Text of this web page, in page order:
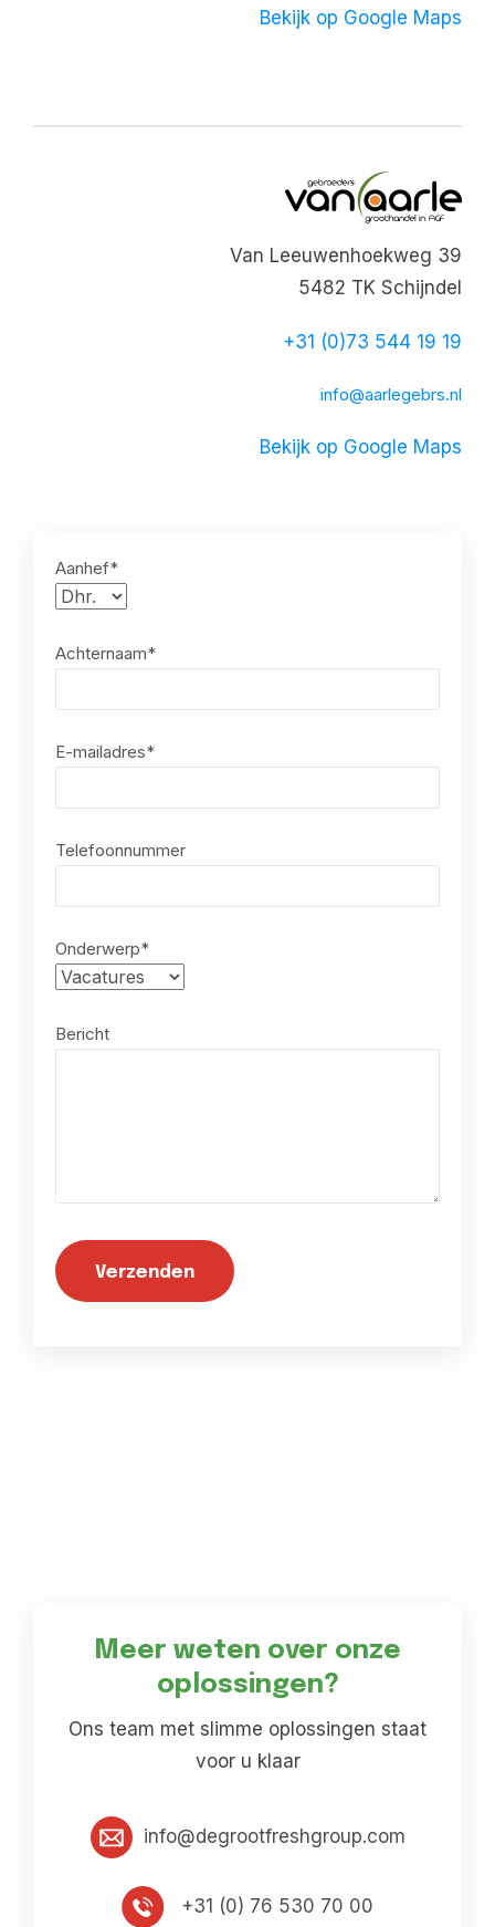
Bekijk op Google Maps
Van Leeuwenhoekweg 39
5482 TK Schijndel
+31 (0)73 544 19 19
info@aarlegebrs.nl
Bekijk op Google Maps
Aanhef*
Achternaam*
E-mailadres*
Telefoonnummer
Onderwerp*
Bericht
Meer weten over onze
oplossingen?
Ons team met slimme oplossingen staat
voor u klaar
info@degrootfreshgroup.com
+31 (0) 76 530 70 00